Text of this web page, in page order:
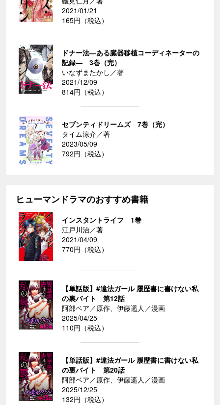
2021/01/21
165円（税込）
ドナー法―ある臓器移植コーディネーターの
記録― 3巻（完）
いなずまたかし／著
2021/12/09
814円（税込）
セブンティドリームズ 7巻（完）
タイム涼介／著
2023/05/09
792円（税込）
ヒューマンドラマのおすすめ書籍
インスタントライフ 1巻
江戸川治／著
2021/04/09
770円（税込）
【単話版】#違法ガール 履歴書に書けない私
の裏バイト 第12話
阿部ベア／原作、伊藤遥人／漫画
2025/04/25
110円（税込）
【単話版】#違法ガール 履歴書に書けない私
の裏バイト 第20話
阿部ベア／原作、伊藤遥人／漫画
2025/12/25
132円（税込）